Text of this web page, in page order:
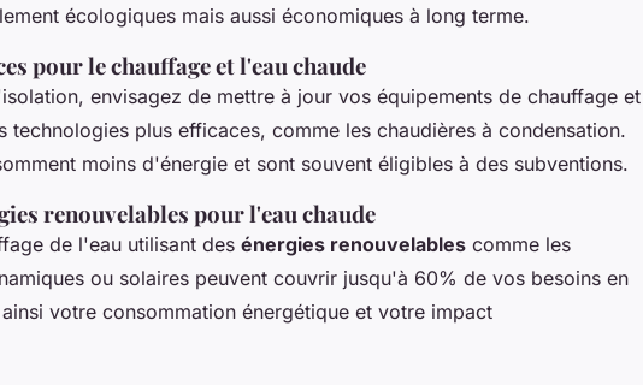
écologiques mais aussi économiques à long terme.
pour le chauffage et l'eau chaude
envisagez de mettre à jour vos équipements de chauffage et
technologies plus efficaces, comme les chaudières à condensation.
moins d'énergie et sont souvent éligibles à des subventions.
renouvelables pour l'eau chaude
de l'eau utilisant des énergies renouvelables comme les
ou solaires peuvent couvrir jusqu'à 60% de vos besoins en
votre consommation énergétique et votre impact